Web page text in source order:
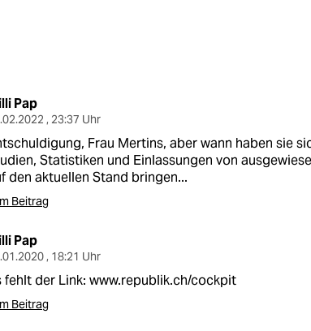
Pap
, 23:37 Uhr
Frau Mertins, aber wann haben sie
Statistiken und Einlassungen von
den aktuellen Stand bringen...
Beitrag
Pap
, 18:21 Uhr
fehlt der Link: www.republik.ch/cockpit
Beitrag